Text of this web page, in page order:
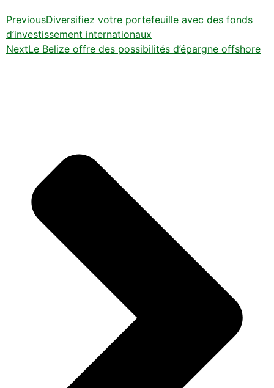
PreviousDiversifiez votre portefeuille avec des fonds
d’investissement internationaux
NextLe Belize offre des possibilités d’épargne offshore